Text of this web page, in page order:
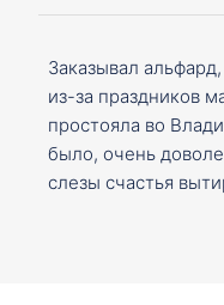
Заказывал
из-за праздников
простояла во
было, очень
слезы счастья